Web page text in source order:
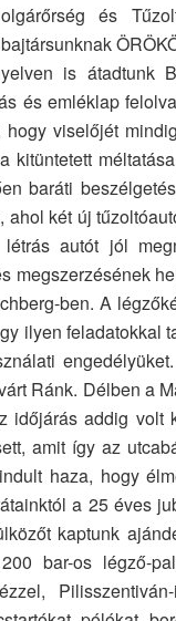
és
is átadtunk
és emléklap
viselőjét
kitüntetett
baráti
két új
autót jól
megszerzésének
ben. A
ilyen feladatokkal
Ránk. Délben a
időjárás addig
amit így az
haza, hogy
a 25 éves
kaptunk
bar-os légző-